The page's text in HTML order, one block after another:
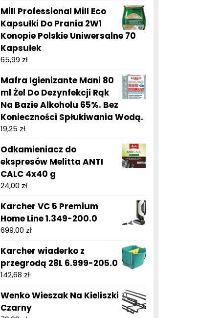
Mill Professional Mill Eco
Kapsułki Do Prania 2W1
Konopie Polskie Uniwersalne 70
Kapsułek
65,99 zł
Mafra Igienizante Mani 80
ml Żel Do Dezynfekcji Rąk
Na Bazie Alkoholu 65%. Bez
Konieczności Spłukiwania Wodą.
19,25 zł
Odkamieniacz do
ekspresów Melitta ANTI
CALC 4x40 g
24,00 zł
Karcher VC 5 Premium
Home Line 1.349-200.0
699,00 zł
Karcher wiaderko z
przegrodą 28L 6.999-205.0
142,68 zł
Wenko Wieszak Na Kieliszki
Czarny